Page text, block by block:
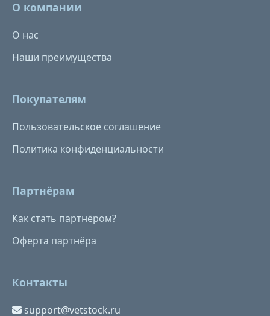
О компании
О нас
Наши преимущества
Покупателям
Пользовательское соглашение
Политика конфиденциальности
Партнёрам
Как стать партнёром?
Оферта партнёра
Контакты
support@vetstock.ru